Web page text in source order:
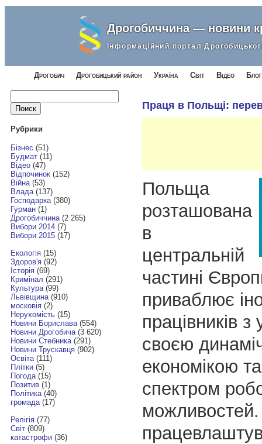
Дрогобиччина — новини
Інформаційний портал
Дрогобич Дрогобицький район Україна Світ Відео
Найти:
Рубрики
Бізнес (51)
Будмат(11)
Відео(47)
Відпочинок(152)
Війна(53)
Влада(137)
Господарка(380)
Гурман(1)
Дрогобиччина(2 265)
Вибори 2014(7)
Вибори 2015(17)
Екологія(15)
Здоров'я(92)
Історія(69)
Кримінал (291)
Культура(99)
Львівщина(910)
московія(2)
Нерухомість(15)
Новини Борислава(554)
Новини Дрогобича(3 620)
Новини Стебника(291)
Новини Трускавця(902)
Освіта(111)
Плітки(5)
Погода(15)
Позитив(1)
Політика(40)
громада(17)
Релігія(77)
Світ(809)
катастрофи(36)
Праця в Польщі:
Польща
розташована
в
центральній
частині
приваблює
працівників з
своєю
економікою
спектром
можливостей.